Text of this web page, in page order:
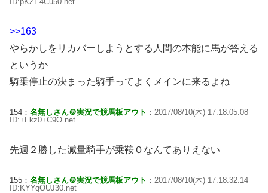
>>163
やらかしをリカバーしようとする人間の本能に馬が答える
というか
騎乗停止の決まった騎手ってよくメインに来るよね
154： 名無しさん＠実況で競馬板アウト ：2017/08/10(木) 17:18:05.08
ID:+Fkz0+C9O.net
先週２勝した減量騎手が乗鞍０なんてありえない
155： 名無しさん＠実況で競馬板アウト ：2017/08/10(木) 17:18:32.14
ID:KYYqOUJ30.net